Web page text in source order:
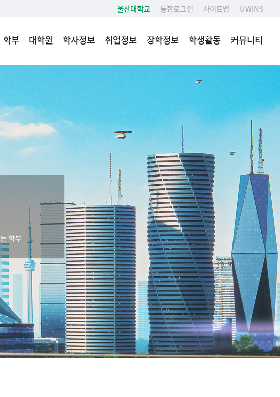
울산대학교 통합로그인 사이트맵 UWINS
학부 대학원 학사정보 취업정보 장학정보 학생활동 커뮤니티